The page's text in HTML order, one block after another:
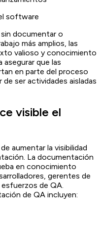
software
documentar o
más amplios, las
valioso y conocimiento
asegurar que las
en parte del proceso
ser actividades aisladas
visible el
aumentar la visibilidad
La documentación
en conocimiento
gerentes de
de QA.
de QA incluyen: